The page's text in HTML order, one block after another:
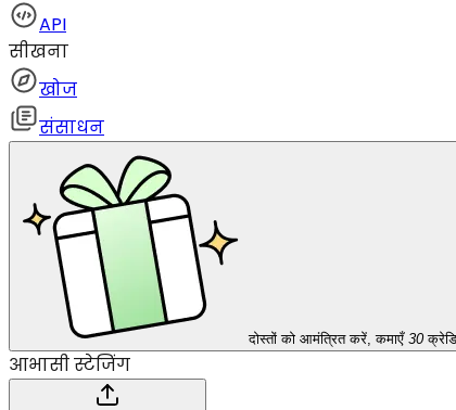
API
सीखना
खोज
संसाधन
दोस्तों को आमंत्रित करें, कमाएँ 30
आभासी स्टेजिंग